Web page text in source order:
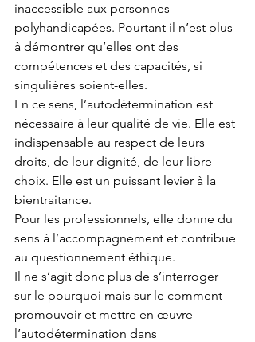
inaccessible aux personnes
polyhandicapées. Pourtant il n’est plus
à démontrer qu’elles ont des
compétences et des capacités, si
singulières soient-elles.
En ce sens, l’autodétermination est
nécessaire à leur qualité de vie. Elle est
indispensable au respect de leurs
droits, de leur dignité, de leur libre
choix. Elle est un puissant levier à la
bientraitance.
Pour les professionnels, elle donne du
sens à l’accompagnement et contribue
au questionnement éthique.
Il ne s’agit donc plus de s’interroger
sur le pourquoi mais sur le comment
promouvoir et mettre en œuvre
l’autodétermination dans